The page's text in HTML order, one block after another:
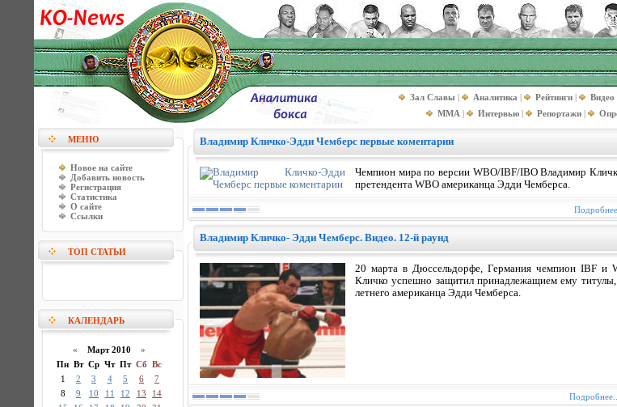
Зал Славы | Аналитика | Рейтинги | Видео
MMA | Интервью | Репортажи |
МЕНЮ
Новое на сайте
Добавить новость
Регистрация
Статистика
О сайте
Ссылки
ТОП СТАТЬИ
КАЛЕНДАРЬ
« Март 2010 »
Пн Вт Ср Чт Пт Сб Вс
1
2 3 4 5 6
7
8
9 10 11 12 13
14
Владимир Кличко-Эдди Чемберс первые коментарии
Чемпион мира по версии WBO/IBF/IBO Владимир
претендента WBO американца Эдди Чемберса.
Владимир Кличко- Эдди Чемберс. Видео. 12-й раунд
20 марта в Дюссельдорфе, Германия чемпион IBF и
Кличко успешно защитил принадлежащием ему
летнего американца Эдди Чемберса.
Подробнее...